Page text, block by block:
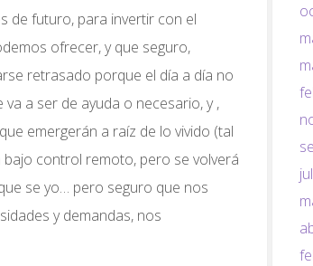
de futuro, para invertir con el
ofrecer, y que seguro,
retrasado porque el día a día no
a ser de ayuda o necesario, y ,
emergerán a raíz de lo vivido (tal
control remoto, pero se volverá
se yo… pero seguro que nos
y demandas, nos